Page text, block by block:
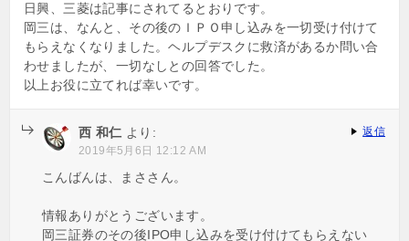
日興、三菱は記事にされてるとおりです。
岡三は、なんと、その後のＩＰＯ申し込みを一切受け付けて
もらえなくなりました。ヘルプデスクに救済があるか問い合
わせましたが、一切なしとの回答でした。
以上お役に立てれば幸いです。
西 和仁 より:
2019年5月6日 12:12 AM
こんばんは、まささん。
情報ありがとうございます。
岡三証券のその後IPO申し込みを受け付けてもらえない
返信